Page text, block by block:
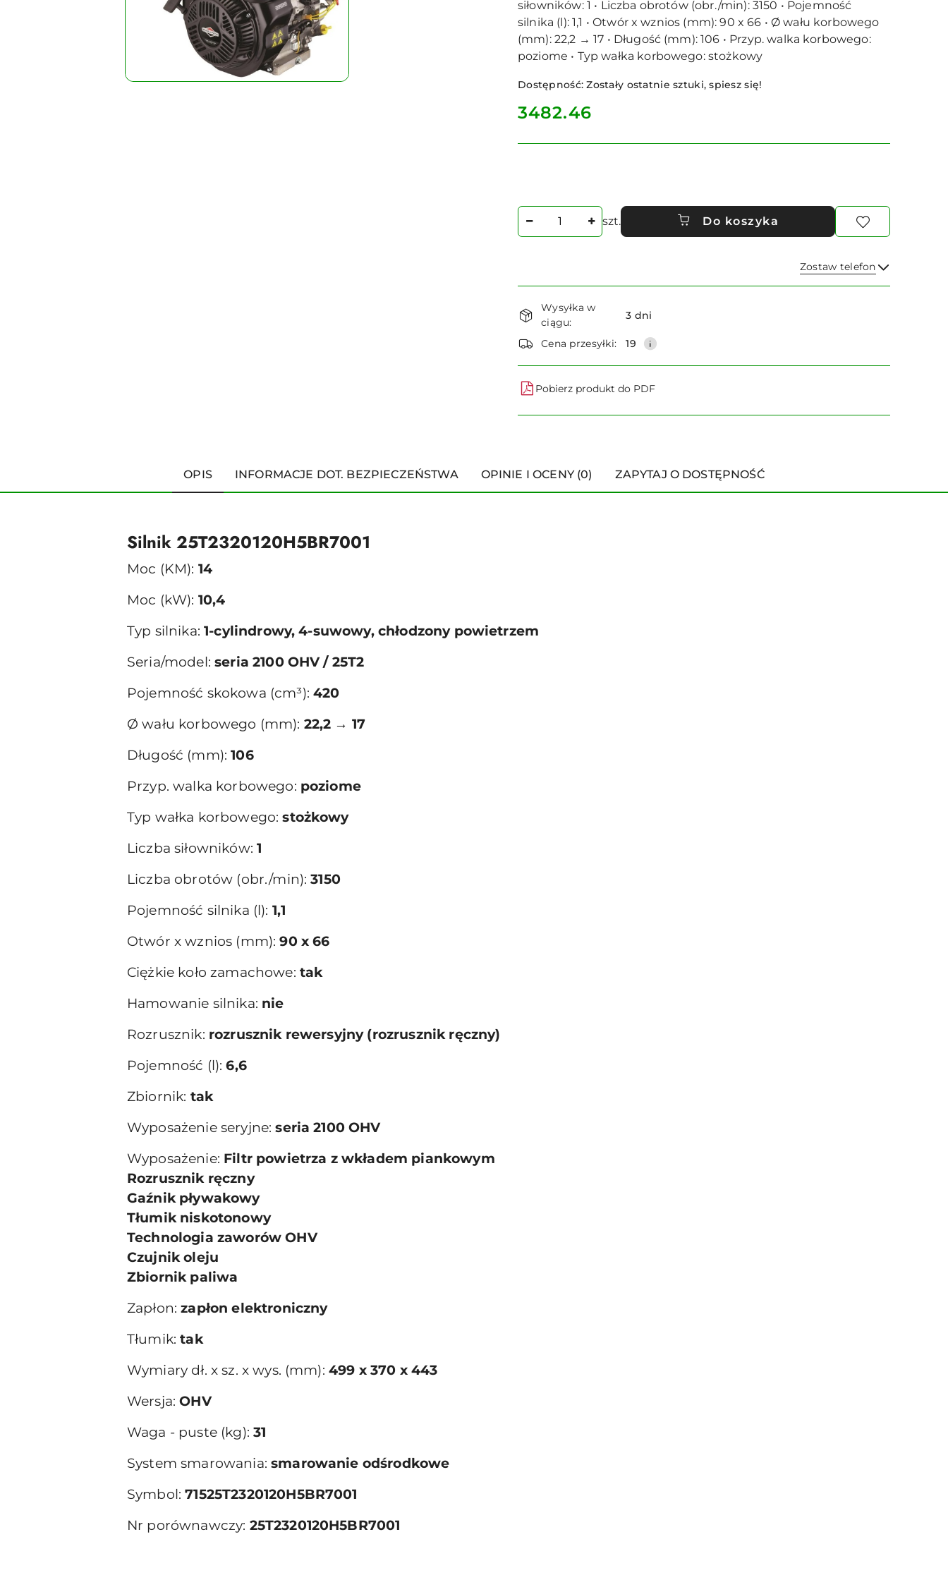
siłowników: 1 • Liczba obrotów (obr./min): 3150 • Pojemność
silnika (l): 1,1 • Otwór x wznios (mm): 90 x 66 • Ø wału korbowego
(mm): 22,2 → 17 • Długość (mm): 106 • Przyp. walka korbowego:
poziome • Typ wałka korbowego: stożkowy
Dostępność:Zostały ostatnie sztuki, spiesz się!
cena:
3482.46
Ilość
szt. Do koszyka
Zostaw telefon
Wyślij
Dostępność
i
dostawa
Wysyłka w
ciągu:
3 dni
Cena przesyłki: 19
Pobierz produkt do PDF
OPIS INFORMACJE DOT. BEZPIECZEŃSTWA OPINIE I OCENY (0) ZAPYTAJ O DOSTĘPNOŚĆ
Silnik 25T2320120H5BR7001
Moc (KM): 14
Moc (kW): 10,4
Typ silnika:1-cylindrowy, 4-suwowy, chłodzony powietrzem
Seria/model:seria 2100 OHV / 25T2
Pojemność skokowa (cm³): 420
Ø wału korbowego (mm): 22,2 → 17
Długość (mm):106
Przyp. walka korbowego: poziome
Typ wałka korbowego:stożkowy
Liczba siłowników:1
Liczba obrotów (obr./min):3150
Pojemność silnika (l): 1,1
Otwór x wznios (mm):90 x 66
Ciężkie koło zamachowe: tak
Hamowanie silnika: nie
Rozrusznik: rozrusznik rewersyjny (rozrusznik ręczny)
Pojemność (l):6,6
Zbiornik: tak
Wyposażenie seryjne:seria 2100 OHV
Wyposażenie: Filtr powietrza z wkładem piankowym
Rozrusznik ręczny
Gaźnik pływakowy
Tłumik niskotonowy
Technologia zaworów OHV
Czujnik oleju
Zbiornik paliwa
Zapłon:zapłon elektroniczny
Tłumik:tak
Wymiary dł. x sz. x wys. (mm): 499 x 370 x 443
Wersja:OHV
Waga - puste (kg):31
System smarowania:smarowanie odśrodkowe
Symbol:71525T2320120H5BR7001
Nr porównawczy: 25T2320120H5BR7001